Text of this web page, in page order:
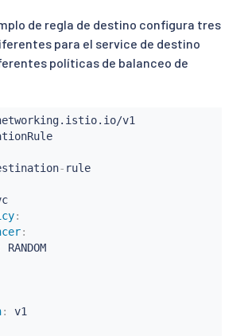
de regla de destino configura tres
para el service de destino
políticas de balanceo de
networking.istio.io/v1
DestinationRule
-
rule
:
:
RANDOM
:
v1